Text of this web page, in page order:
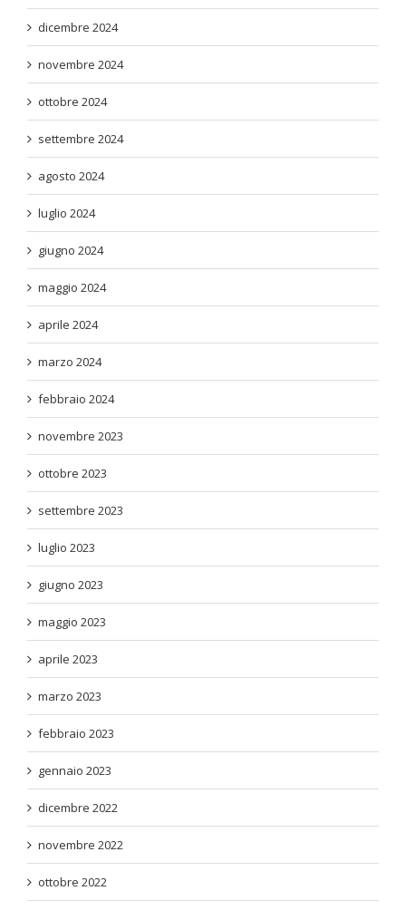
dicembre 2024
novembre 2024
ottobre 2024
settembre 2024
agosto 2024
luglio 2024
giugno 2024
maggio 2024
aprile 2024
marzo 2024
febbraio 2024
novembre 2023
ottobre 2023
settembre 2023
luglio 2023
giugno 2023
maggio 2023
aprile 2023
marzo 2023
febbraio 2023
gennaio 2023
dicembre 2022
novembre 2022
ottobre 2022